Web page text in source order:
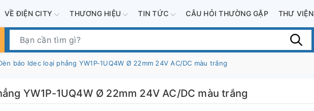
VỀ ĐIỆN CITY THƯƠNG HIỆU TIN TỨC CÂU HỎI THƯỜNG GẶP THƯ VIỆN
báo Idec loại phẳng YW1P-1UQ4W Ø 22mm 24V AC/DC màu trắng
YW1P-1UQ4W Ø 22mm 24V AC/DC màu trắng